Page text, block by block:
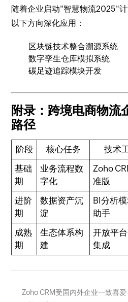
随着企业启动"智慧物流2025"
以下方向深化应用：
区块链技术整合溯源系统
数字孪生仓库模拟系统
碳足迹追踪模块开发
附录：跨境电商物流
路径
阶段 核心任务 技术
基础
期
业务流程数
字化
Zoho
准版
进阶
期
数据资产沉
淀
BI分析
助手
成熟
期
生态体系构
建
开放平
集成
Zoho CRM受国内外企业一致喜爱